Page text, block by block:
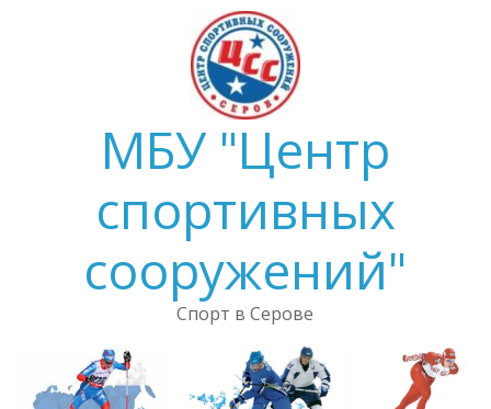
МБУ "Центр
спортивных
сооружений"
Спорт в Серове